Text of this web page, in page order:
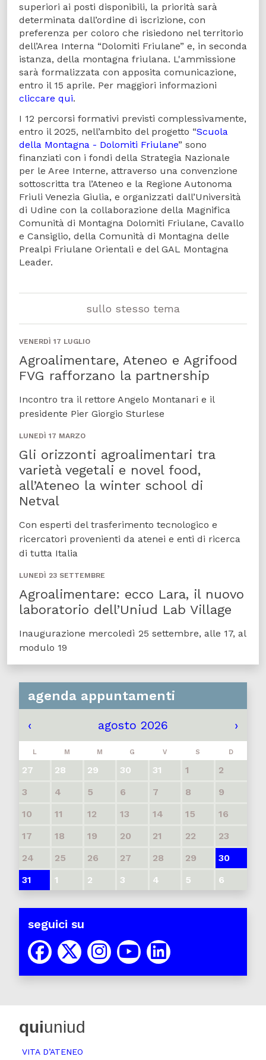
superiori ai posti disponibili, la priorità sarà
determinata dall’ordine di iscrizione, con
preferenza per coloro che risiedono nel territorio
dell’Area Interna “Dolomiti Friulane” e, in seconda
istanza, della montagna friulana. L'ammissione
sarà formalizzata con apposita comunicazione,
entro il 15 aprile. Per maggiori informazioni
cliccare qui.
I 12 percorsi formativi previsti complessivamente,
entro il 2025, nell’ambito del progetto “Scuola
della Montagna - Dolomiti Friulane” sono
finanziati con i fondi della Strategia Nazionale
per le Aree Interne, attraverso una convenzione
sottoscritta tra l’Ateneo e la Regione Autonoma
Friuli Venezia Giulia, e organizzati dall’Università
di Udine con la collaborazione della Magnifica
Comunità di Montagna Dolomiti Friulane, Cavallo
e Cansiglio, della Comunità di Montagna delle
Prealpi Friulane Orientali e del GAL Montagna
Leader.
sullo stesso tema
VENERDÌ 17 LUGLIO
Agroalimentare, Ateneo e Agrifood
FVG rafforzano la partnership
Incontro tra il rettore Angelo Montanari e il
presidente Pier Giorgio Sturlese
LUNEDÌ 17 MARZO
Gli orizzonti agroalimentari tra
varietà vegetali e novel food,
all’Ateneo la winter school di
Netval
Con esperti del trasferimento tecnologico e
ricercatori provenienti da atenei e enti di ricerca
di tutta Italia
LUNEDÌ 23 SETTEMBRE
Agroalimentare: ecco Lara, il nuovo
laboratorio dell’Uniud Lab Village
Inaugurazione mercoledì 25 settembre, alle 17, al
modulo 19
agenda appuntamenti
‹ agosto 2026 ›
L M M G V S D
27 28 29 30 31 1
2
3
4 5 6 7 8
9
10
11 12 13 14 15
16
17
18 19 20 21 22
23
24
25 26 27 28 29
30
31
1 2 3 4 5 6
seguici su
quiuniud
VITA D’ATENEO